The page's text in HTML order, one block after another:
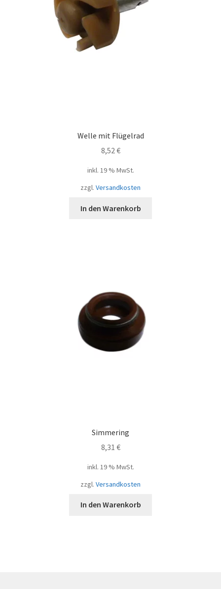
Welle mit Flügelrad
8,52€
inkl. 19 % MwSt.
zzgl. Versandkosten
In den Warenkorb
Simmering
8,31 €
inkl. 19 % MwSt.
zzgl. Versandkosten
In den Warenkorb